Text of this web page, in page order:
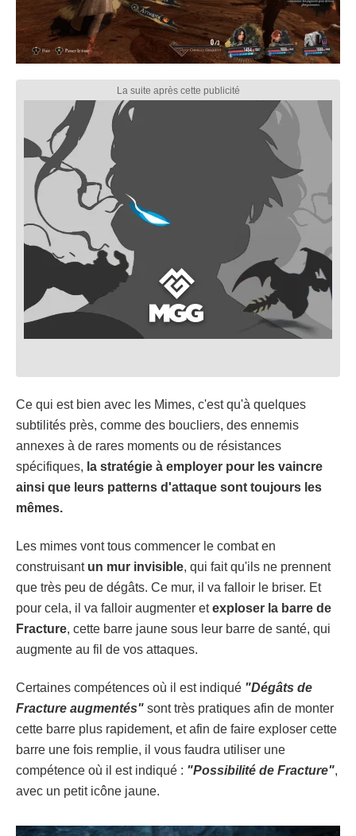
Ce qui est bien avec les Mimes, c'est qu'à quelques
subtilités près, comme des boucliers, des ennemis
annexes à de rares moments ou de résistances
spécifiques, la stratégie à employer pour les vaincre
ainsi que leurs patterns d'attaque sont toujours les
mêmes.
Les mimes vont tous commencer le combat en
construisant un mur invisible, qui fait qu'ils ne prennent
que très peu de dégâts. Ce mur, il va falloir le briser. Et
pour cela, il va falloir augmenter etexploser la barre de
Fracture, cette barre jaune sous leur barre de santé, qui
augmente au fil de vos attaques.
Certaines compétences où il est indiqué "Dégâts de
Fracture augmentés" sont très pratiques afin de monter
cette barre plus rapidement, et afin de faire exploser cette
barre une fois remplie, il vous faudra utiliser une
compétence où il est indiqué : "Possibilité de Fracture",
avec un petit icône jaune.